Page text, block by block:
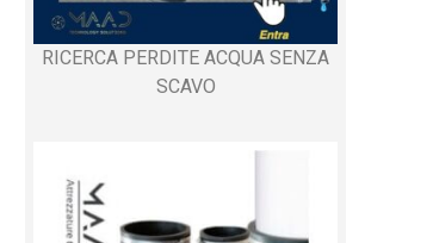
RICERCA PERDITE ACQUA SENZA
SCAVO